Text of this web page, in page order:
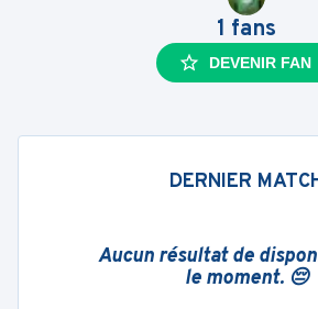
1 fans
DEVENIR FAN
DERNIER
Aucun résultat de
le moment. 😔